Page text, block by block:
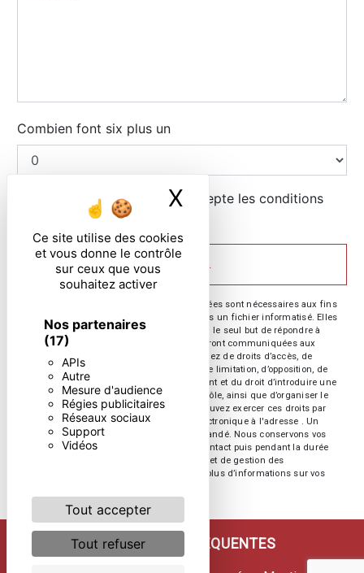
Ce site utilise des cookies
et vous donne le contrôle
sur ceux que vous
souhaitez activer
Nos partenaires
(17)
APIs
Autre
Mesure d'audience
Régies publicitaires
Réseaux sociaux
Support
Vidéos
Tout accepter
Tout refuser
X Masquer le
Combien font six plus un
En cochant cette case, j'accepte les conditions
particulières ci-dessous **
ENVOYER
** Les données personnelles communiquées sont nécessaires aux fins
de vous contacter et sont enregistrées dans un fichier informatisé. Elles
sont destinées à et ses sous-traitants dans le seul but de répondre à
votre message. Les données collectées seront communiquées aux
seuls destinataires suivants: . Vous disposez de droits d’accès, de
rectification, d’effacement, de portabilité, de limitation, d’opposition, de
retrait de votre consentement à tout moment et du droit d’introduire une
réclamation auprès d’une autorité de contrôle, ainsi que d’organiser le
sort de vos données post-mortem. Vous pouvez exercer ces droits par
voie postale à l'adresse ou par courrier électronique à l'adresse . Un
justificatif d'identité pourra vous être demandé. Nous conservons vos
données pendant la période de prise de contact puis pendant la durée
de prescription légale aux fins probatoires et de gestion des
contentieux. Consultez le site cnil.fr pour plus d’informations sur vos
RECHERCHES FRÉQUENTES